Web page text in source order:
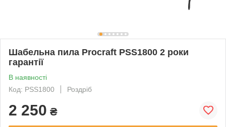
Шабельна пила Procraft PSS1800 2 роки
гарантії
В наявності
Код: PSS1800
Роздріб
2 250 ₴